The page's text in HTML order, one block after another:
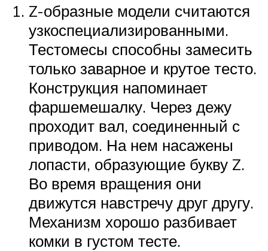
Z-образные модели считаются
узкоспециализированными.
Тестомесы способны замесить
только заварное и крутое тесто.
Конструкция напоминает
фаршемешалку. Через дежу
проходит вал, соединенный с
приводом. На нем насажены
лопасти, образующие букву Z.
Во время вращения они
движутся навстречу друг другу.
Механизм хорошо разбивает
комки в густом тесте.